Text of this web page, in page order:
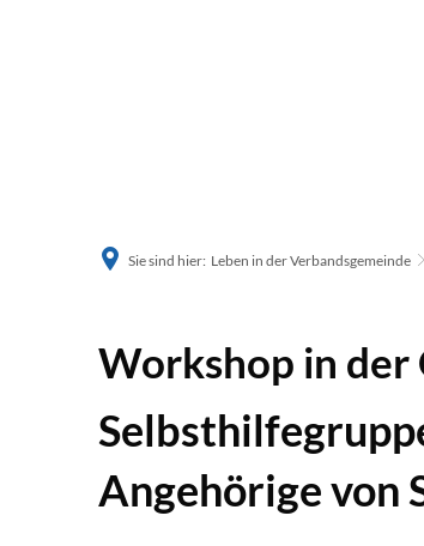
Sie sind hier: Leben in der Verbandsgemeinde
Workshop in der
Angehörige von